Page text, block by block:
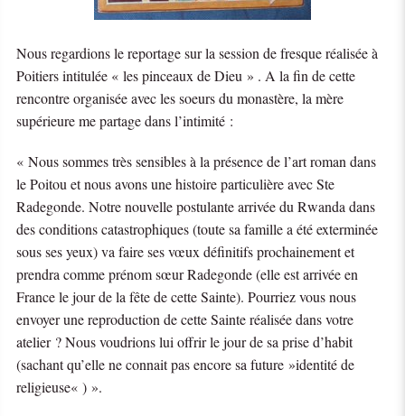
Nous regardions le reportage sur la session de fresque réalisée à
Poitiers intitulée « les pinceaux de Dieu » . A la fin de cette
rencontre organisée avec les soeurs du monastère, la mère
supérieure me partage dans l’intimité :
« Nous sommes très sensibles à la présence de l’art roman dans
le Poitou et nous avons une histoire particulière avec Ste
Radegonde. Notre nouvelle postulante arrivée du Rwanda dans
des conditions catastrophiques (toute sa famille a été exterminée
sous ses yeux) va faire ses vœux définitifs prochainement et
prendra comme prénom sœur Radegonde (elle est arrivée en
France le jour de la fête de cette Sainte). Pourriez vous nous
envoyer une reproduction de cette Sainte réalisée dans votre
atelier ? Nous voudrions lui offrir le jour de sa prise d’habit
(sachant qu’elle ne connait pas encore sa future »identité de
religieuse« ) ».